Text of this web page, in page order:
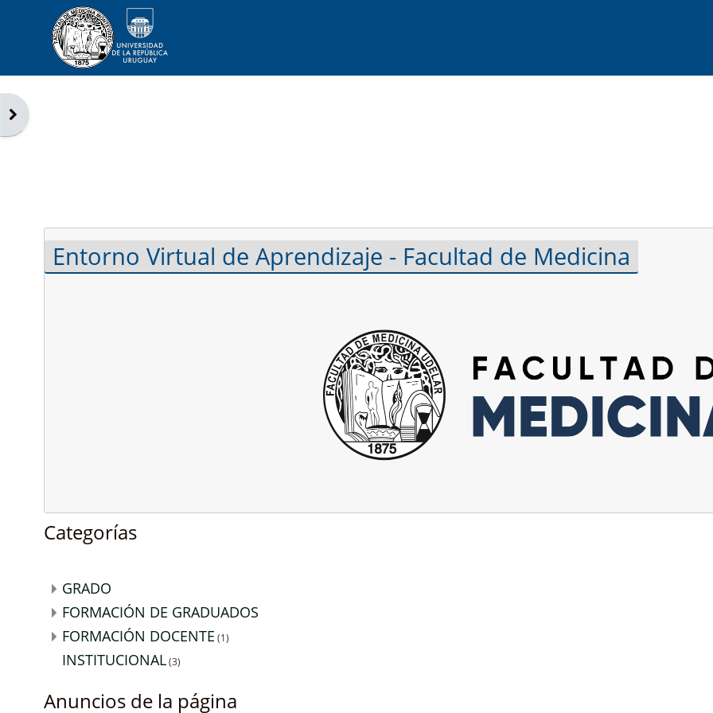
Salta al contenido principal
Abrir cajón de bloques
Entorno Virtual de Aprendizaje - Facultad de Medicina
Categorías
GRADO
FORMACIÓN DE GRADUADOS
FORMACIÓN DOCENTE (1)
INSTITUCIONAL(3)
Anuncios de la página